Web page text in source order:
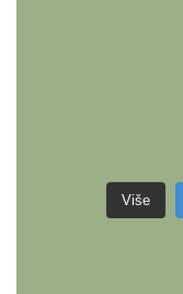
Više